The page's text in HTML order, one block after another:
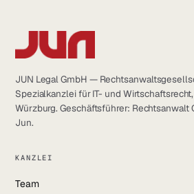
JUN Legal GmbH —
Spezialkanzlei für IT- und Wirtschaftsrecht,
Würzburg. Geschäftsführer: Rechtsanwalt
Jun.
KANZLEI
Team